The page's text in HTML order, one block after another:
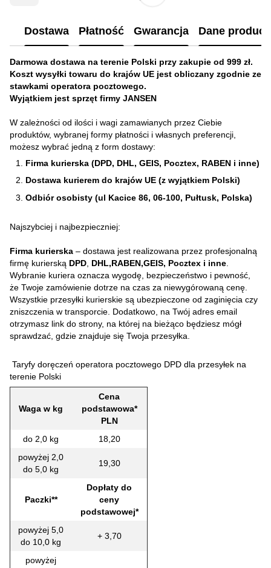
Dostawa Płatność Gwarancja Dane
Darmowa dostawa na terenie Polski przy zakupie od 999 zł.
Koszt wysyłki towaru do krajów UE jest obliczany zgodnie ze
stawkami operatora pocztowego.
Wyjątkiem jest sprzęt firmy JANSEN
W zależności od ilości i wagi zamawianych przez Ciebie
produktów, wybranej formy płatności i własnych preferencji,
możesz wybrać jedną z form dostawy:
Firma kurierska (DPD, DHL, GEIS, Pocztex, RABEN i inne)
Dostawa kurierem do krajów UE (z wyjątkiem Polski)
Odbiór osobisty (ul Kacice 86, 06-100, Pułtusk, Polska)
Najszybciej i najbezpieczniej:
Firma kurierska – dostawa jest realizowana przez profesjonalną
firmę kurierską DPD DHL,RABEN,GEIS, Pocztex i inne
Wybranie kuriera oznacza wygodę, bezpieczeństwo i pewność,
że Twoje zamówienie dotrze na czas za niewygórowaną cenę.
Wszystkie przesyłki kurierskie są ubezpieczone od zaginięcia czy
zniszczenia w transporcie. Dodatkowo, na Twój adres email
otrzymasz link do strony, na której na bieżąco będziesz mógł
sprawdzać, gdzie znajduje się Twoja przesyłka.
Taryfy doręczeń operatora pocztowego DPD dla przesyłek na
terenie Polski
Waga w kg
Cena
podstawowa*
PLN
do 2,0 kg
18,20
powyżej 2,0
do 5,0 kg
19,30
Paczki**
Dopłaty do
ceny
podstawowej*
powyżej 5,0
do 10,0 kg
+ 3,70
powyżej